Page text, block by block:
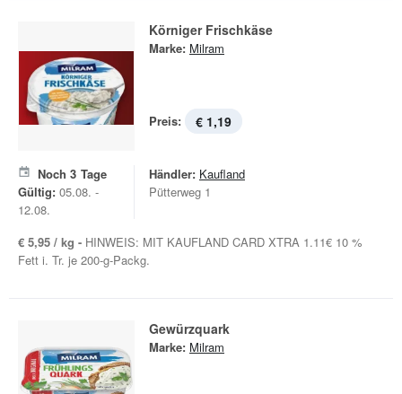
Körniger Frischkäse
Marke: Milram
Preis: € 1,19
Noch 3 Tage
Gültig: 05.08. -
12.08.
Händler: Kaufland
Pütterweg 1
€ 5,95 / kg - HINWEIS: MIT KAUFLAND CARD XTRA 1.11€ 10 %
Fett i. Tr. je 200-g-Packg.
Gewürzquark
Marke: Milram